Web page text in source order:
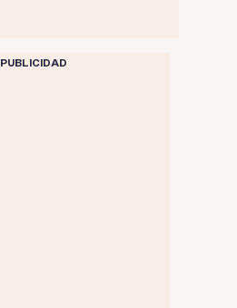
PUBLICIDAD